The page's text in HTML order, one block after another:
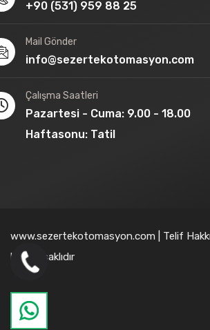
+90 (531) 959 88 25
Mail Gönder
info@sezertekotomasyon.com
Çalışma Saatleri
Pazartesi - Cuma: 9.00 - 18.00
Haftasonu: Tatil
www.sezertekotomasyon.com | Telif
hakları saklıdır